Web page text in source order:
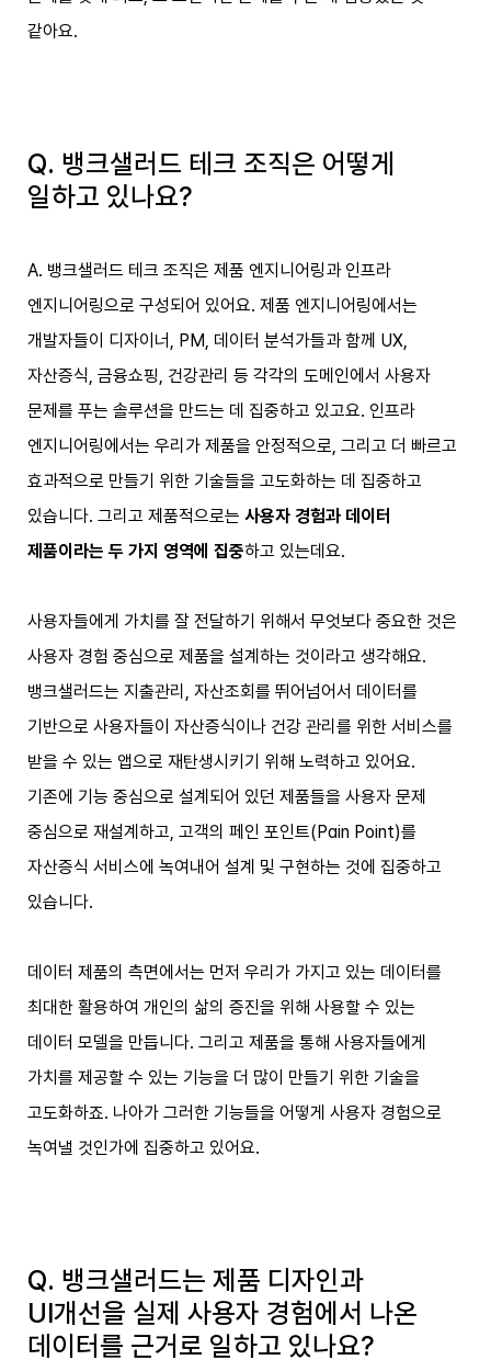
같아요.
Q. 뱅크샐러드 테크 조직은 어떻게
일하고 있나요?
A. 뱅크샐러드 테크 조직은 제품 엔지니어링과 인프라
엔지니어링으로 구성되어 있어요. 제품 엔지니어링에서는
개발자들이 디자이너, PM, 데이터 분석가들과 함께 UX,
자산증식, 금융쇼핑, 건강관리 등 각각의 도메인에서 사용자
문제를 푸는 솔루션을 만드는 데 집중하고 있고요. 인프라
엔지니어링에서는 우리가 제품을 안정적으로, 그리고 더 빠르고
효과적으로 만들기 위한 기술들을 고도화하는 데 집중하고
있습니다. 그리고 제품적으로는 사용자 경험과 데이터
제품이라는 두 가지 영역에 집중하고 있는데요.
사용자들에게 가치를 잘 전달하기 위해서 무엇보다 중요한 것은
사용자 경험 중심으로 제품을 설계하는 것이라고 생각해요.
뱅크샐러드는 지출관리, 자산조회를 뛰어넘어서 데이터를
기반으로 사용자들이 자산증식이나 건강 관리를 위한 서비스를
받을 수 있는 앱으로 재탄생시키기 위해 노력하고 있어요.
기존에 기능 중심으로 설계되어 있던 제품들을 사용자 문제
중심으로 재설계하고, 고객의 페인 포인트(Pain Point)를
자산증식 서비스에 녹여내어 설계 및 구현하는 것에 집중하고
있습니다.
데이터 제품의 측면에서는 먼저 우리가 가지고 있는 데이터를
최대한 활용하여 개인의 삶의 증진을 위해 사용할 수 있는
데이터 모델을 만듭니다. 그리고 제품을 통해 사용자들에게
가치를 제공할 수 있는 기능을 더 많이 만들기 위한 기술을
고도화하죠. 나아가 그러한 기능들을 어떻게 사용자 경험으로
녹여낼 것인가에 집중하고 있어요.
Q. 뱅크샐러드는 제품 디자인과
UI개선을 실제 사용자 경험에서 나온
데이터를 근거로 일하고 있나요?